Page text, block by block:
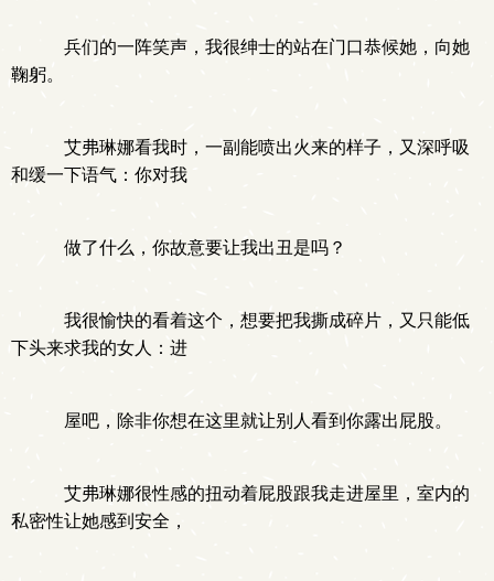
兵们的一阵笑声，我很绅士的站在门口恭候她，向她
鞠躬。
艾弗琳娜看我时，一副能喷出火来的样子，又深呼吸
和缓一下语气：你对我
做了什么，你故意要让我出丑是吗？
我很愉快的看着这个，想要把我撕成碎片，又只能低
下头来求我的女人：进
屋吧，除非你想在这里就让别人看到你露出屁股。
艾弗琳娜很性感的扭动着屁股跟我走进屋里，室内的
私密性让她感到安全，